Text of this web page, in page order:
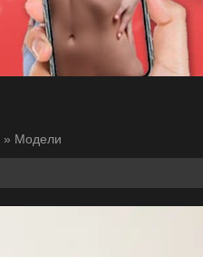
» Модели